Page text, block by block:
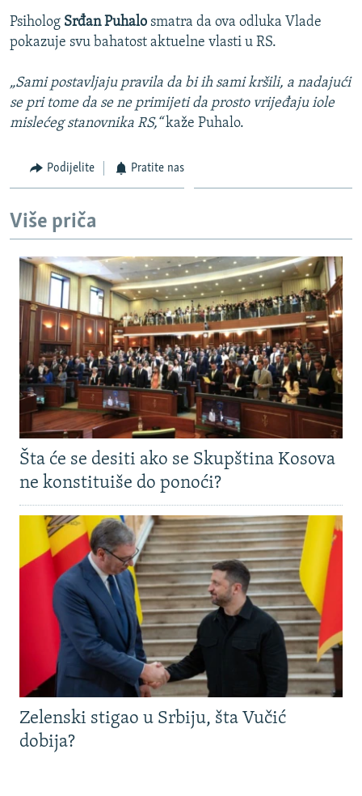
Psiholog Srđan Puhalo smatra da ova odluka Vlade
pokazuje svu bahatost aktuelne vlasti u RS.
„Sami postavljaju pravila da bi ih sami kršili, a nadajući
se pri tome da se ne primijeti da prosto vrijeđaju iole
mislećeg stanovnika RS,“kaže Puhalo.
Podijelite Pratite nas
Više priča
Šta će se desiti ako se Skupština Kosova
ne konstituiše do ponoći?
Zelenski stigao u Srbiju, šta Vučić
dobija?